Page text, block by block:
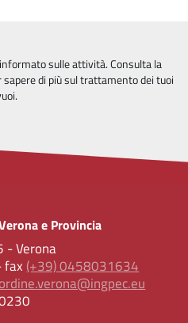
sulle attività. Consulta la
sapere di più sul trattamento dei tuoi
e Provincia
- Verona
fax (+39) 0458031634
ordine.verona@ingpec.eu